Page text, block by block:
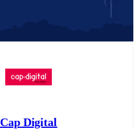
Cap Digital